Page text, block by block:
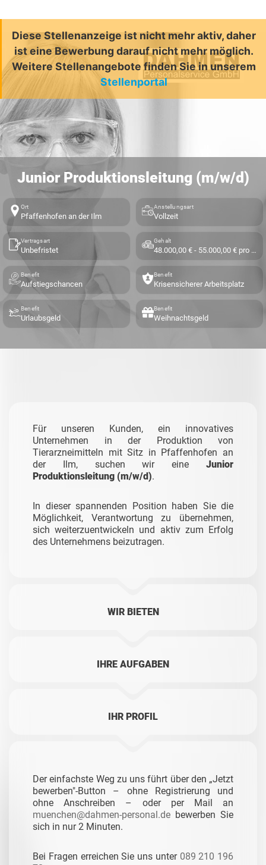
Diese Stellenanzeige ist nicht mehr aktiv, daher
ist eine Bewerbung darauf nicht mehr möglich.
Weitere Stellenangebote finden Sie in unserem
Stellenportal
Junior Produktionsleitung (m/w/d)
Ort
Pfaffenhofen an der Ilm
Anstellungsart
Vollzeit
Vertragsart
Unbefristet
Gehalt
48.000,00 € - 55.000,00 € pro Jahr
Benefit
Aufstiegschancen
Benefit
Krisensicherer Arbeitsplatz
Benefit
Urlaubsgeld
Benefit
Weihnachtsgeld
Für unseren Kunden, ein innovatives
Unternehmen in der Produktion von
Tierarzneimitteln mit Sitz in Pfaffenhofen an
der Ilm, suchen wir eine Junior
Produktionsleitung (m/w/d).
In dieser spannenden Position haben Sie die
Möglichkeit, Verantwortung zu übernehmen,
sich weiterzuentwickeln und aktiv zum Erfolg
des Unternehmens beizutragen.
WIR BIETEN
IHRE AUFGABEN
IHR PROFIL
Der einfachste Weg zu uns führt über den „Jetzt
bewerben"-Button – ohne Registrierung und
ohne Anschreiben – oder per Mail an
muenchen@dahmen-personal.de bewerben Sie
sich in nur 2 Minuten.
Bei Fragen erreichen Sie uns unter 089 210 196